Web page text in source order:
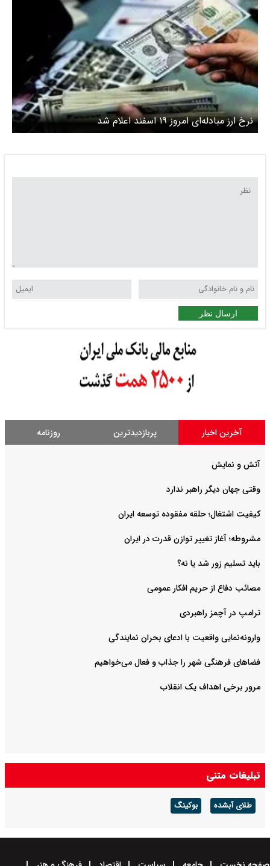
نرخ ارز مبادله‌ای امروز ۱۹ اسفند اعلام شد
ارسال نظر
آخرین اخبار پربازدیدترین روزنامه
آتش و نمایش
وقتی جهان دیگر راهبر ندارد
کیفیت اشتغال؛ حلقه مفقوده توسعه ایران
مشروطه؛ آغاز تغییر توازن قدرت در ایران
باید تسلیم زور شد یا نه؟
مصائب دفاع از حریم افکار عمومی
ترامپ در آچمز راهبردی
وارونه‌نمایی واقعیت با ادعای بحران نمایندگی
فضا‌های فرهنگی شهر را جذاب و فعال می‌‌خواهیم
مرور برخی اهداف یک انقلاب
تبلیغات متنی
طلای آبشده بوکینگ